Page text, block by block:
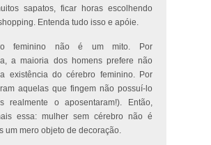
sapatos, ficar horas escolhendo
Entenda tudo isso e apóie.
feminino não é um mito. Por
a maioria dos homens prefere não
existência do cérebro feminino. Por
aquelas que fingem não possuí-lo
realmente o aposentaram!). Então,
essa: mulher sem cérebro não é
um mero objeto de decoração.